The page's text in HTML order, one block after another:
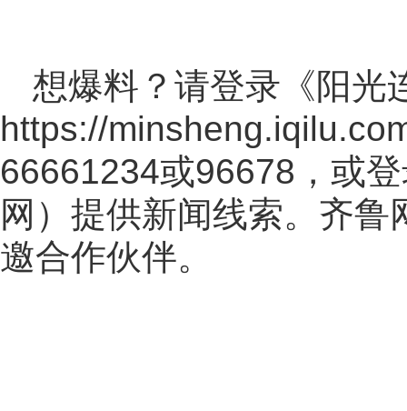
想爆料？请登录《阳光
https://
66661234或96678，或
网 ）提供新闻线索。齐鲁
邀合作伙伴。